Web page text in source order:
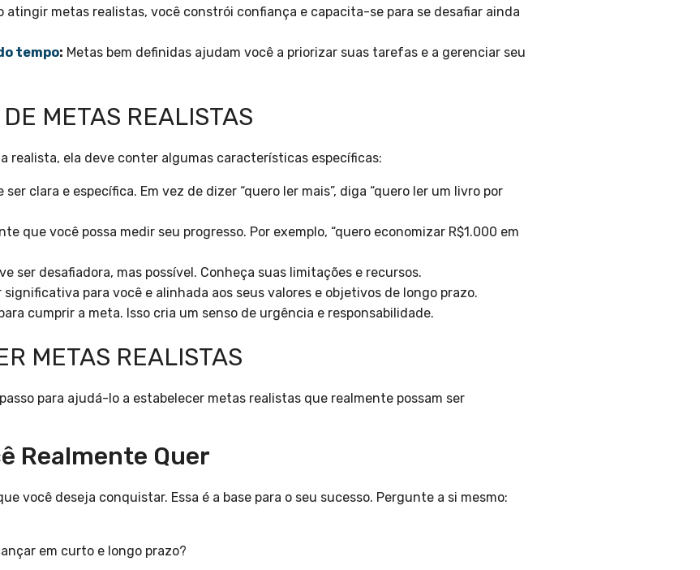
atingir metas realistas, você constrói confiança e capacita-se para se desafiar ainda
tempo: Metas bem definidas ajudam você a priorizar suas tarefas e a gerenciar seu
METAS REALISTAS
realista, ela deve conter algumas características específicas:
ser clara e específica. Em vez de dizer “quero ler mais”, diga “quero ler um livro por
que você possa medir seu progresso. Por exemplo, “quero economizar R$1.000 em
ser desafiadora, mas possível. Conheça suas limitações e recursos.
significativa para você e alinhada aos seus valores e objetivos de longo prazo.
cumprir a meta. Isso cria um senso de urgência e responsabilidade.
METAS REALISTAS
para ajudá-lo a estabelecer metas realistas que realmente possam ser
Realmente Quer
você deseja conquistar. Essa é a base para o seu sucesso. Pergunte a si mesmo:
em curto e longo prazo?